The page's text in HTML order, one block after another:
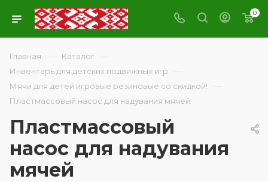
0
Главная — Каталог —
Инвентарь для детских подвижных игр —
Мячи для детей игровые резиновые со скидкой! —
Пластмассовый насос для надувания мячей
Пластмассовый
насос для надувания
мячей